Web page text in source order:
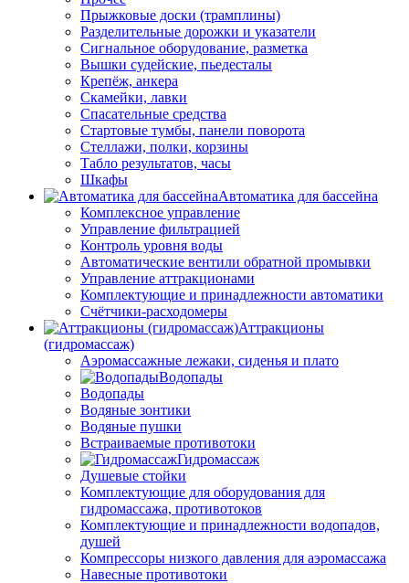
Прыжковые доски (трамплины)
Разделительные дорожки и указатели
Cигнальное оборудование, разметка
Вышки судейские, пьедесталы
Крепёж, анкера
Скамейки, лавки
Спасательные средства
Стартовые тумбы, панели поворота
Стеллажи, полки, корзины
Табло результатов, часы
Шкафы
Автоматика для бассейна
Комплексное управление
Управление фильтрацией
Контроль уровня воды
Автоматические вентили обратной промывки
Управление аттракционами
Комплектующие и принадлежности автоматики
Счётчики-расходомеры
Аттракционы
(гидромассаж)
Аэромассажные лежаки, сиденья и плато
Водопады
Водопады
Водяные зонтики
Водяные пушки
Встраиваемые противотоки
Гидромассаж
Душевые стойки
Комплектующие для оборудования для
гидромассажа, противотоков
Комплектующие и принадлежности водопадов,
душей
Компрессоры низкого давления для аэромассажа
Навесные противотоки